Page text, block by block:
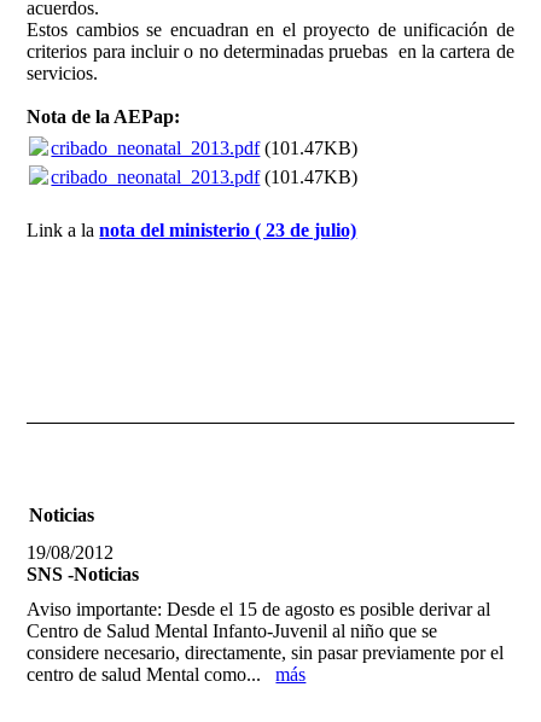
acuerdos.
Estos cambios se encuadran en el proyecto de unificación de
criterios para incluir o no determinadas pruebas en la cartera de
servicios.
Nota de la AEPap:
cribado_neonatal_2013.pdf(101.47KB)
cribado_neonatal_2013.pdf(101.47KB)
Link a lanota del ministerio ( 23 de julio)
Noticias
19/08/2012
SNS -Noticias
Aviso importante: Desde el 15 de agosto es posible derivar al
Centro de Salud Mental Infanto-Juvenil al niño que se
considere necesario, directamente, sin pasar previamente por el
centro de salud Mental como...más